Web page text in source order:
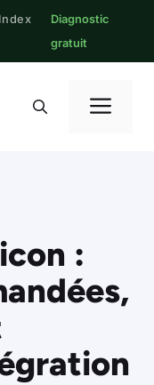
Diagnostic
gratuit
: